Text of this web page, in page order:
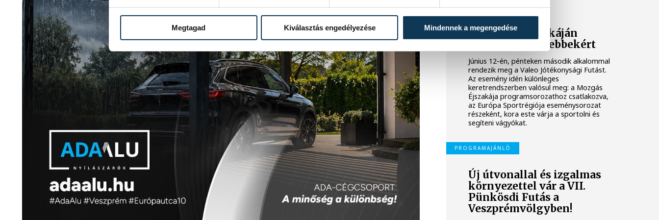
Megtagad Kiválasztás engedélyezése Mindennek a megengedése
EURÓPA SPORTRÉGIÓJA
A Mozgás Éjszakáján
futnak a legkisebbekért
Június 12-én, pénteken második alkalommal
rendezik meg a Valeo Jótékonysági Futást.
Az esemény idén különleges
keretrendszerben valósul meg: a Mozgás
Éjszakája programsorozathoz csatlakozva,
az Európa Sportrégiója eseménysorozat
részeként, kora este várja a sportolni és
segíteni vágyókat.
PROGRAMAJÁNLÓ
Új útvonallal és izgalmas
környezettel vár a VII.
Pünkösdi Futás a
Veszprémvölgyben!